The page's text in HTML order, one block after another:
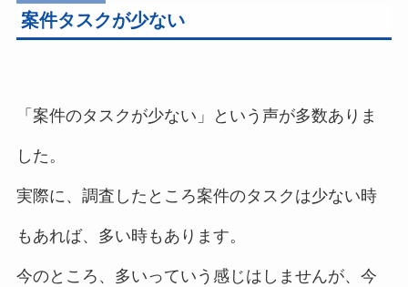
案件タスクが少ない
「案件のタスクが少ない」という声が多数ありま
した。
実際に、調査したところ案件のタスクは少ない時
もあれば、多い時もあります。
今のところ、多いっていう感じはしませんが、今